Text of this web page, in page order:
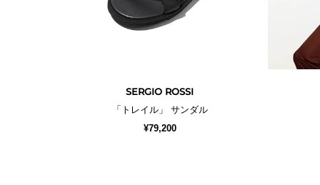
SERGIO ROSSI
「トレイル」 サンダル
¥79,200